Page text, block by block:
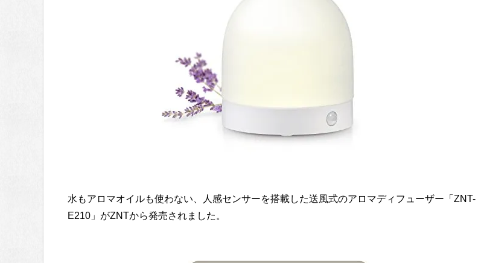
水もアロマオイルも使わない、人感センサーを搭載した送風式のアロマディフューザー「ZNT-
E210」がZNTから発売されました。